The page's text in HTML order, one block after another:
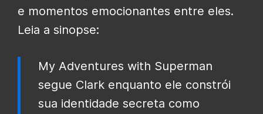
e momentos emocionantes entre eles.
Leia a sinopse:
My Adventures with Superman‎‎
segue Clark enquanto ele constrói
sua identidade secreta como